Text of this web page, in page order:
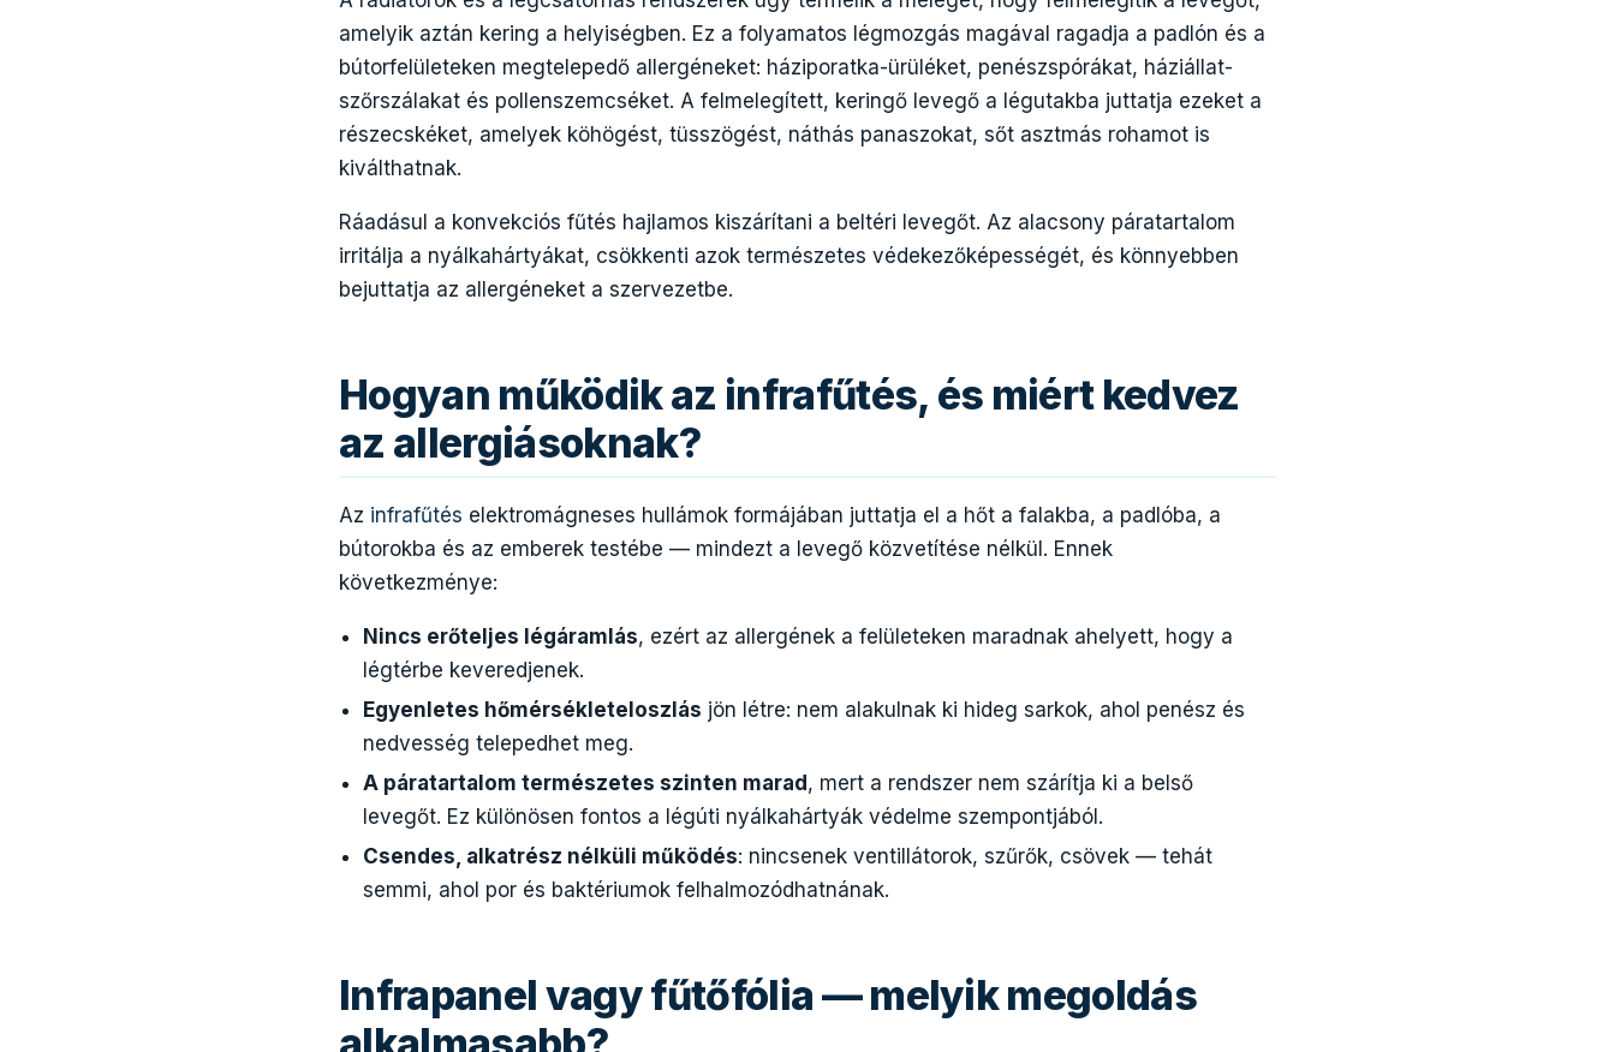
amelyik aztán kering a helyiségben. Ez a folyamatos légmozgás magával ragadja a padlón és a
bútorfelületeken megtelepedő allergéneket: háziporatka-ürüléket, penészspórákat, háziállat-
szőrszálakat és pollenszemcséket. A felmelegített, keringő levegő a légutakba juttatja ezeket a
részecskéket, amelyek köhögést, tüsszögést, náthás panaszokat, sőt asztmás rohamot is
kiválthatnak.
Ráadásul a konvekciós fűtés hajlamos kiszárítani a beltéri levegőt. Az alacsony páratartalom
irritálja a nyálkahártyákat, csökkenti azok természetes védekezőképességét, és könnyebben
bejuttatja az allergéneket a szervezetbe.
Hogyan működik az infrafűtés, és miért kedvez
az allergiásoknak?
Az infrafűtés elektromágneses hullámok formájában juttatja el a hőt a falakba, a padlóba, a
bútorokba és az emberek testébe — mindezt a levegő közvetítése nélkül. Ennek
következménye:
Nincs erőteljes légáramlás, ezért az allergének a felületeken maradnak ahelyett, hogy a
légtérbe keveredjenek.
Egyenletes hőmérsékleteloszlás jön létre: nem alakulnak ki hideg sarkok, ahol penész és
nedvesség telepedhet meg.
A páratartalom természetes szinten marad, mert a rendszer nem szárítja ki a belső
levegőt. Ez különösen fontos a légúti nyálkahártyák védelme szempontjából.
Csendes, alkatrész nélküli működés: nincsenek ventillátorok, szűrők, csövek — tehát
semmi, ahol por és baktériumok felhalmozódhatnának.
Infrapanel vagy fűtőfólia — melyik megoldás